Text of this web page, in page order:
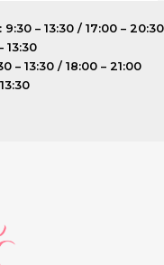
– 13:30 / 17:00 – 20:30
13:30
– 13:30 / 18:00 – 21:00